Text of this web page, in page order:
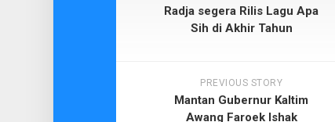
Radja segera Rilis Lagu Apa
Sih di Akhir Tahun
PREVIOUS STORY
Mantan Gubernur Kaltim
Awang Faroek Ishak